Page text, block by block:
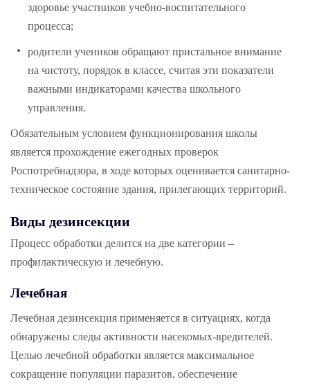
здоровье участников учебно-воспитательного
процесса;
родители учеников обращают пристальное внимание
на чистоту, порядок в классе, считая эти показатели
важными индикаторами качества школьного
управления.
Обязательным условием функционирования школы
является прохождение ежегодных проверок
Роспотребнадзора, в ходе которых оценивается санитарно-
техническое состояние здания, прилегающих территорий.
Виды дезинсекции
Процесс обработки делится на две категории –
профилактическую и лечебную.
Лечебная
Лечебная дезинсекция применяется в ситуациях, когда
обнаружены следы активности насекомых-вредителей.
Целью лечебной обработки является максимальное
сокращение популяции паразитов, обеспечение